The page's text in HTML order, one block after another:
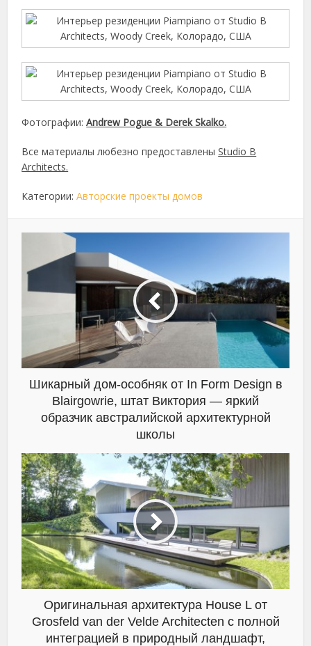
Фотографии:Andrew Pogue & Derek Skalko.
Все материалы любезно предоставленыStudio B
Architects.
Категории:Авторские проекты домов
Шикарный дом-особняк от In Form Design в
Blairgowrie, штат Виктория — яркий
образчик австралийской архитектурной
школы
Оригинальная архитектура House L от
Grosfeld van der Velde Architecten с полной
интеграцией в природный ландшафт,